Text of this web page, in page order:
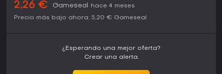
2,26 € Gameseal
hace 4 meses
Precio más bajo ahora: 5,20 € Gameseal
¿Esperando una mejor oferta?
Crear una alerta.